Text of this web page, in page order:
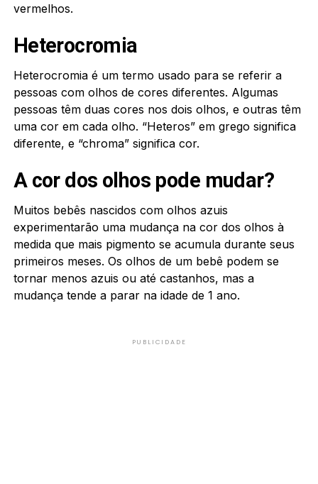
vermelhos.
Heterocromia
Heterocromia é um termo usado para se referir a
pessoas com olhos de cores diferentes. Algumas
pessoas têm duas cores nos dois olhos, e outras têm
uma cor em cada olho. “Heteros” em grego significa
diferente, e “chroma” significa cor.
A cor dos olhos pode mudar?
Muitos bebês nascidos com olhos azuis
experimentarão uma mudança na cor dos olhos à
medida que mais pigmento se acumula durante seus
primeiros meses. Os olhos de um bebê podem se
tornar menos azuis ou até castanhos, mas a
mudança tende a parar na idade de 1 ano.
PUBLICIDADE